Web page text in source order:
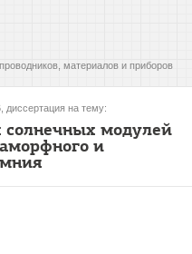
материалов и приборов
диссертация на тему:
солнечных модулей
и